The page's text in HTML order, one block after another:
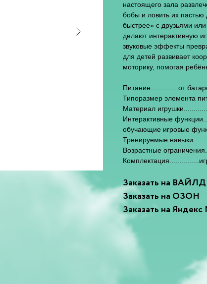
настоящего зала
бобы и ловить их пастью
быстрее» с друзьями
делают интерактивную
звуковые эффекты
для детей развивает
моторику, помогая
Питание..............от
Типоразмер элемента
Материал
Интерактивные
обучающие игровые
Тренируемые
Возрастные
Заказать на
Заказать на ОЗОН
Заказать на